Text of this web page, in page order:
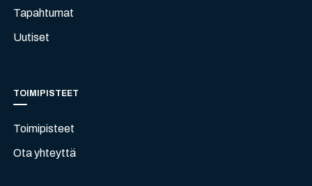
Tapahtumat
Uutiset
TOIMIPISTEET
Toimipisteet
Ota yhteyttä